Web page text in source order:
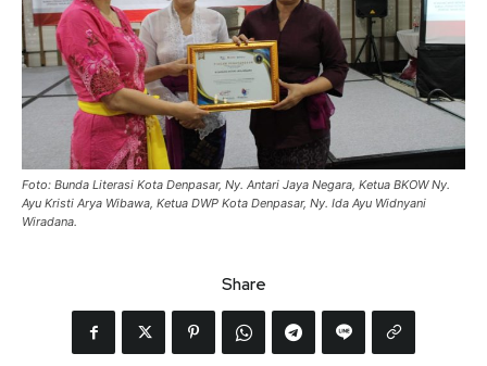
Foto: Bunda Literasi Kota Denpasar, Ny. Antari Jaya Negara, Ketua BKOW Ny.
Ayu Kristi Arya Wibawa, Ketua DWP Kota Denpasar, Ny. Ida Ayu Widnyani
Wiradana.
Share